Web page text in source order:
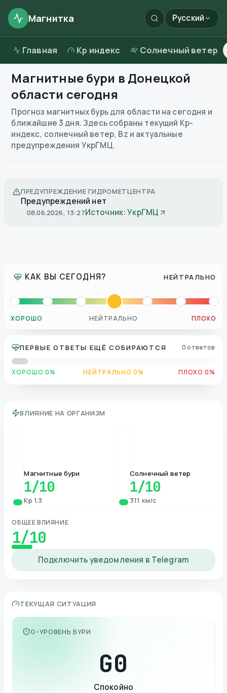
Магнитка Русский
Главная Kp индекс Солнечный ветер
Магнитные бури в Донецкой
области сегодня
Прогноз магнитных бурь для области на сегодня и
ближайшие 3 дня. Здесь собраны текущий Kp-
индекс, солнечный ветер, Bz и актуальные
предупреждения УкрГМЦ.
ПРЕДУПРЕЖДЕНИЕ ГИДРОМЕТЦЕНТРА
Предупреждений нет
08.06.2026, 13:27Источник: УкрГМЦ
КАК ВЫ СЕГОДНЯ? НЕЙТРАЛЬНО
ХОРОШО НЕЙТРАЛЬНО ПЛОХО
ПЕРВЫЕ ОТВЕТЫ ЕЩЁ СОБИРАЮТСЯ 0 ответов
ХОРОШО 0% НЕЙТРАЛЬНО 0% ПЛОХО 0%
ВЛИЯНИЕ НА ОРГАНИЗМ
Магнитные бури
1/10
Kp 1.3
Солнечный ветер
1/10
311 км/с
ОБЩЕЕ ВЛИЯНИЕ
1/10
Подключить уведомления в Telegram
ТЕКУЩАЯ СИТУАЦИЯ
G-УРОВЕНЬ БУРИ
G0
Спокойно